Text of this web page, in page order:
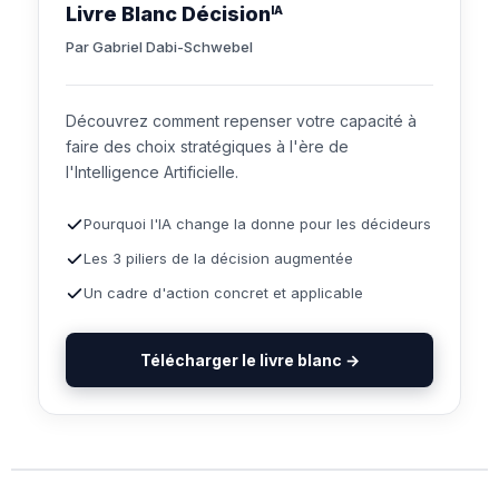
Livre Blanc Décision IA
Par Gabriel Dabi-Schwebel
Découvrez comment repenser votre capacité à
faire des choix stratégiques à l'ère de
l'Intelligence Artificielle.
Pourquoi l'IA change la donne pour les décideurs
Les 3 piliers de la décision augmentée
Un cadre d'action concret et applicable
Télécharger le livre blanc →